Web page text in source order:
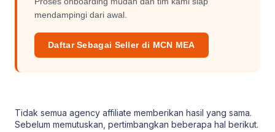
mendampingi dari awal.
Daftar Sebagai Seller di MCN MEA
Tidak semua agency affiliate memberikan hasil yang sama.
Sebelum memutuskan, pertimbangkan beberapa hal berikut.